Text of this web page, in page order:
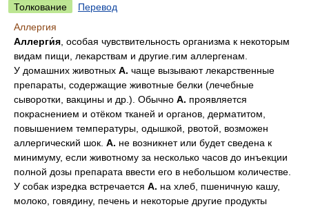
Толкование
Перевод
Аллергия
Аллерги́я , особая чувствительность организма к некоторым
видам пищи, лекарствам и другие.гим аллергенам.
У домашних животных А. чаще вызывают лекарственные
препараты, содержащие животные белки (лечебные
сыворотки, вакцины и др.). Обычно А. проявляется
покраснением и отёком тканей и органов, дерматитом,
повышением температуры, одышкой, рвотой, возможен
аллергический шок. А. не возникнет или будет сведена к
минимуму, если животному за несколько часов до инъекции
полной дозы препарата ввести его в небольшом количестве.
У собак изредка встречается А. на хлеб, пшеничную кашу,
молоко, говядину, печень и некоторые другие продукты